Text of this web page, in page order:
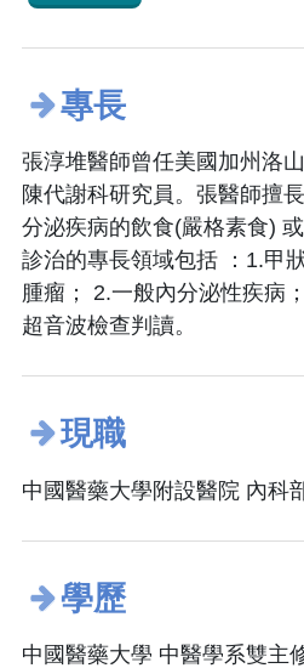
專長
張淳堆醫師曾任美國加州洛
陳代謝科研究員。張醫師擅
分泌疾病的飲食(嚴格素食)
診治的專長領域包括 ：1.甲
腫瘤； 2.一般內分泌性疾病
超音波檢查判讀。
現職
中國醫藥大學附設醫院 內科
學歷
中國醫藥大學 中醫學系雙主